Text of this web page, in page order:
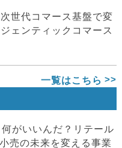
世代コマース基盤で変
ェンティックコマース
一覧はこちら
何がいいんだ？リテール
売の未来を変える事業